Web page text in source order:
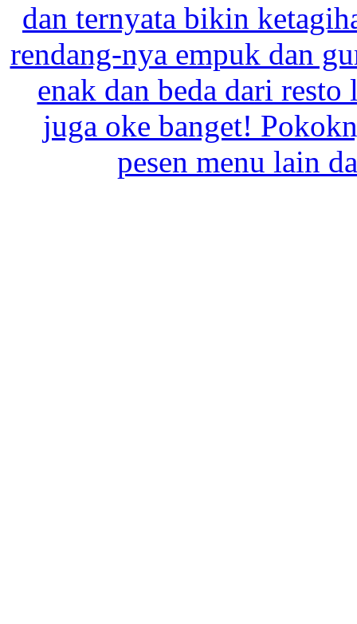
dan ternyata bikin
rendang-nya empuk dan
enak dan beda dari
juga oke banget!
pesen menu lain